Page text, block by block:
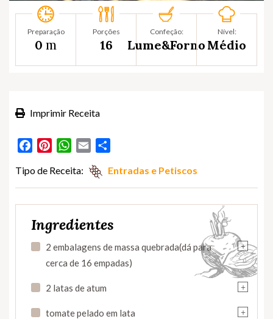
Preparação
0 m
Porções
16
Confeção:
Lume&Forno
Nível:
Médio
Imprimir Receita
FacebookPinterestWhatsApp
Email
Tipo de Receita: Entradas e Petiscos
Ingredientes
+
2 embalagens de massa quebrada(dá para
cerca de 16 empadas)
+
2 latas de atum
+
tomate pelado em lata